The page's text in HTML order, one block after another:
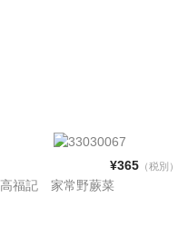
¥365（税別）
高福記 家常野蕨菜